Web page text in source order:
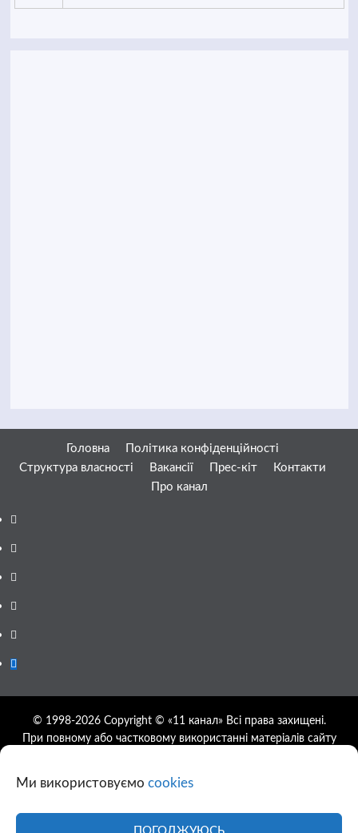
Ми використовуємо cookies
ПОГОДЖУЮСЬ
Головна
Політика конфіденційності
Структура власності
Вакансії Прес-кіт
Контакти
Про канал
Facebook
YouTube
Telegram
Instagram
Twitter
Google
© 1998-2026 Copyright © «11 канал» Всі права захищені.
При повному або частковому використанні матеріалів сайту
дозволяється за умови посилання на джерело та прямого